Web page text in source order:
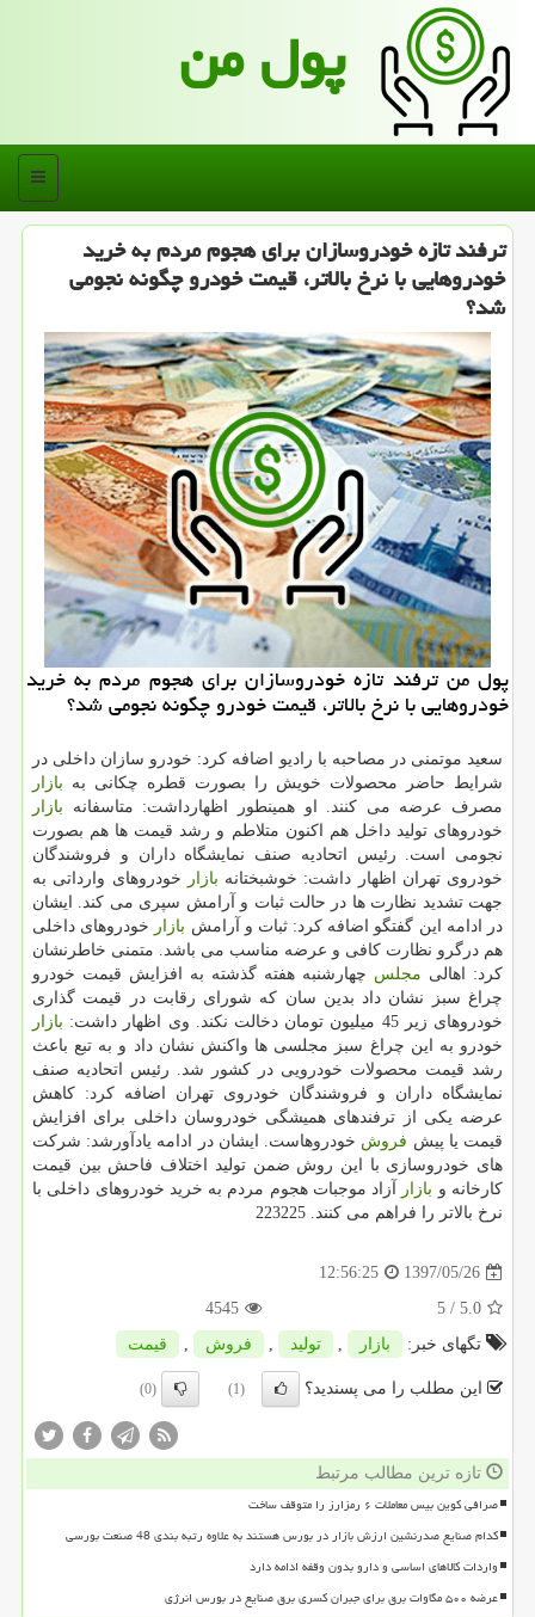
پول من
منو
ترفند تازه خودروسازان برای هجوم مردم به خرید
خودروهایی با نرخ بالاتر، قیمت خودرو چگونه نجومی
شد؟
پول من ترفند تازه خودروسازان برای هجوم مردم به خرید
خودروهایی با نرخ بالاتر، قیمت خودرو چگونه نجومی شد؟
سعید موتمنی در مصاحبه با رادیو اضافه كرد: خودرو سازان داخلی در
شرایط حاضر محصولات خویش را بصورت قطره چكانی به بازار
مصرف عرضه می كنند. او همینطور اظهارداشت: متاسفانه بازار
خودروهای تولید داخل هم اكنون متلاطم و رشد قیمت ها هم بصورت
نجومی است. رئیس اتحادیه صنف نمایشگاه داران و فروشندگان
خودروی تهران اظهار داشت: خوشبختانه بازار
خودروهای وارداتی به
جهت تشدید نظارت ها در حالت ثبات و آرامش سپری می كند. ایشان
در ادامه این گفتگو اضافه كرد: ثبات و آرامش بازار خودروهای داخلی
هم درگرو نظارت كافی و عرضه مناسب می باشد. متمنی خاطرنشان
كرد: اهالی مجلس چهارشنبه هفته گذشته به افزایش قیمت خودرو
چراغ سبز نشان داد بدین سان كه شورای رقابت در قیمت گذاری
خودروهای زیر 45 میلیون تومان دخالت نكند. وی اظهار داشت:
بازار
خودرو به این چراغ سبز مجلسی ها واكنش نشان داد و به تبع باعث
رشد قیمت محصولات خودرویی در كشور شد. رئیس اتحادیه صنف
نمایشگاه داران و فروشندگان خودروی تهران اضافه كرد: كاهش
عرضه یكی از ترفندهای همیشگی خودروسان داخلی برای افزایش
قیمت یا پیش فروش خودروهاست. ایشان در ادامه یادآورشد: شركت
های خودروسازی با این روش ضمن تولید اختلاف فاحش بین قیمت
كارخانه و بازار آزاد موجبات هجوم مردم به خرید خودروهای داخلی با
نرخ بالاتر را فراهم می كنند. 223225
1397/05/26
12:56:25
5.0
/ 5
4545
تگهای خبر:
بازار , تولید , فروش , قیمت
این مطلب را می پسندید؟ (1)
(0)
تازه ترین مطالب مرتبط
صرافی کوین بیس معاملات ۶ رمزارز را متوقف ساخت
کدام صنایع صدرنشین ارزش بازار در بورس هستند به علاوه رتبه بندی 48 صنعت بورسی
واردات کالاهای اساسی و دارو بدون وقفه ادامه دارد
عرضه ۵۰۰ مگاوات برق برای جبران کسری برق صنایع در بورس انرژی